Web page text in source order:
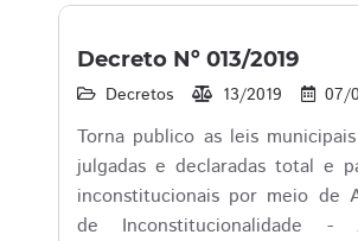
Decreto Nº 013/2019
Decretos 13/2019 07/
Torna publico as leis
julgadas e declaradas total e
inconstitucionais por meio de
de Inconstitucionalidade -